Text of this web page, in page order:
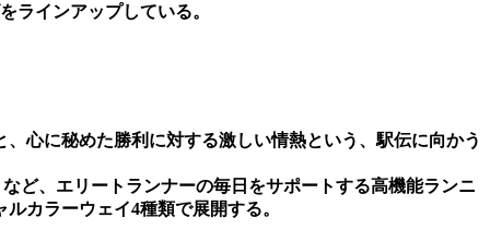
ラインアップしている。
心に秘めた勝利に対する激しい情熱という、駅伝に向かう
ど、エリートランナーの毎日をサポートする高機能ランニ
カラーウェイ4種類で展開する。